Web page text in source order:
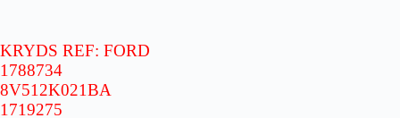
KRYDS REF: FORD
1788734
8V512K021BA
1719275